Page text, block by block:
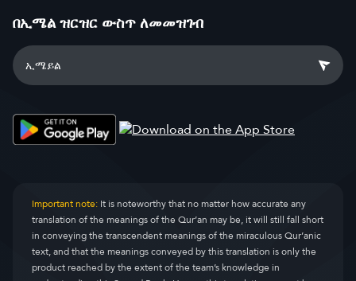
በኢሜል ዝርዝር ውስጥ ለመመዝገብ
Important note:It is noteworthy that no matter how accurate any
translation of the meanings of the Qur’an may be, it will still fall short
in conveying the transcendent meanings of the miraculous Qur’anic
text, and that the meanings conveyed by this translation is only the
product reached by the extent of the team’s knowledge in